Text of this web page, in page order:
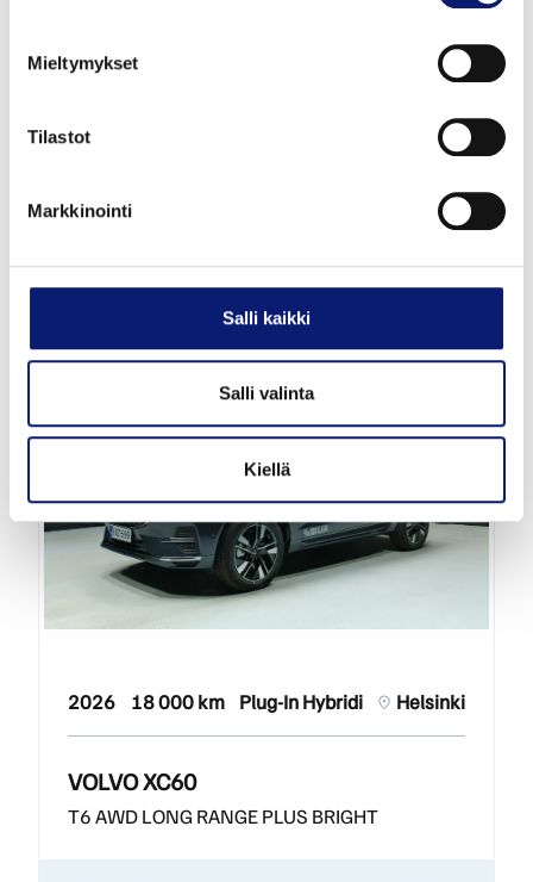
Mieltymykset
Tilastot
Markkinointi
Salli kaikki
Salli valinta
Kiellä
T8 AWD LONG RANGE HIGH PERFORMANCE
2026 18 000 km Plug-In Hybridi Helsinki
VOLVO XC60
T6 AWD LONG RANGE PLUS BRIGHT